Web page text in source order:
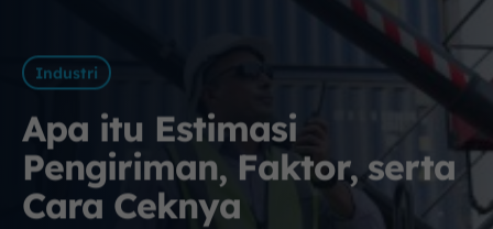
Industri
Apa itu Estimasi
Pengiriman, Faktor, serta
Cara Ceknya